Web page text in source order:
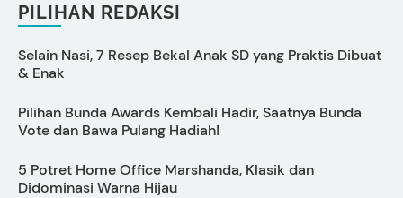
PILIHAN REDAKSI
Selain Nasi, 7 Resep Bekal Anak SD yang Praktis Dibuat
& Enak
Pilihan Bunda Awards Kembali Hadir, Saatnya Bunda
Vote dan Bawa Pulang Hadiah!
5 Potret Home Office Marshanda, Klasik dan
Didominasi Warna Hijau